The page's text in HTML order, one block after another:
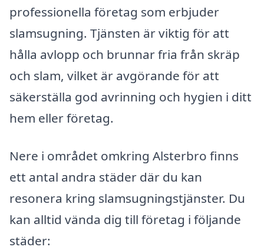
professionella företag som erbjuder
slamsugning. Tjänsten är viktig för att
hålla avlopp och brunnar fria från skräp
och slam, vilket är avgörande för att
säkerställa god avrinning och hygien i ditt
hem eller företag.
Nere i området omkring Alsterbro finns
ett antal andra städer där du kan
resonera kring slamsugningstjänster. Du
kan alltid vända dig till företag i följande
städer: